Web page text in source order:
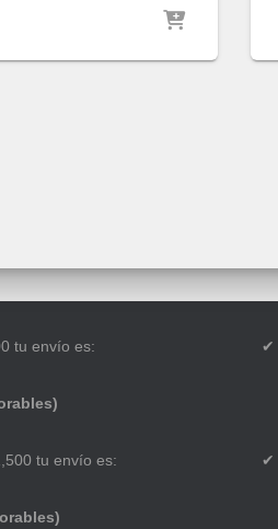
tu envío es:
tu envío es:
✔
✔